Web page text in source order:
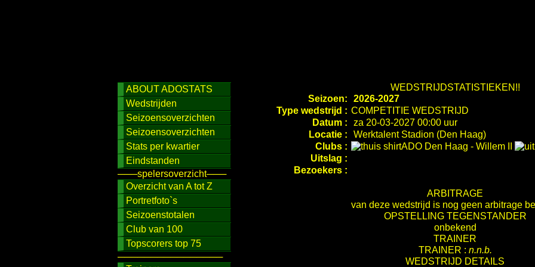
ABOUT ADOSTATS
Wedstrijden
Seizoensoverzichten
Seizoensoverzichten
Stats per kwartier
Eindstanden
───spelersoverzicht───
Overzicht van A tot Z
Portretfoto`s
Seizoenstotalen
Club van 100
Topscorers top 75
────────────────
WEDSTRIJDSTATISTIEKEN!!
Seizoen:
2026-2027
Type wedstrijd : COMPETITIE WEDSTRIJD
Datum :
za 20-03-2027 00:00 uur
Locatie :
Werktalent Stadion (Den Haag)
Clubs :
ADO Den Haag - Willem II
Uitslag :
Bezoekers :
ARBITRAGE
van deze wedstrijd is nog geen arbitrage
OPSTELLING TEGENSTANDER
onbekend
TRAINER
TRAINER : n.n.b.
WEDSTRIJD DETAILS